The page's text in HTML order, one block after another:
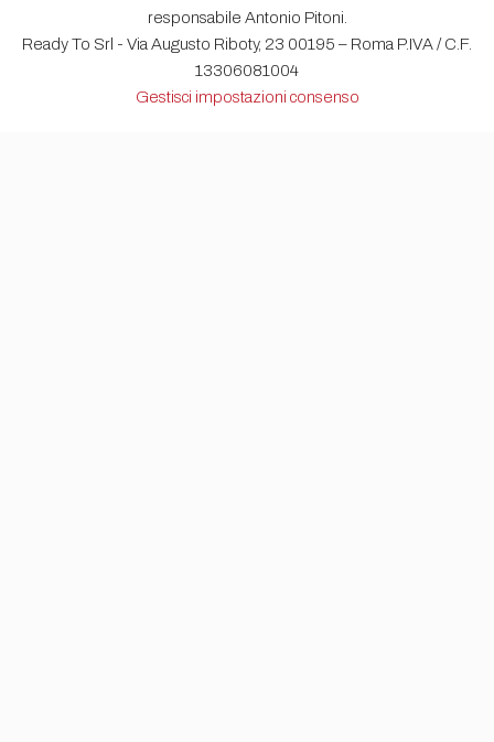
responsabile Antonio Pitoni.
Ready To Srl - Via Augusto Riboty, 23 00195 – Roma P.IVA / C.F.
13306081004
Gestisci impostazioni consenso